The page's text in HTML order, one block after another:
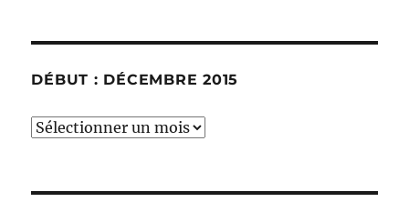
DÉBUT : DÉCEMBRE 2015
début